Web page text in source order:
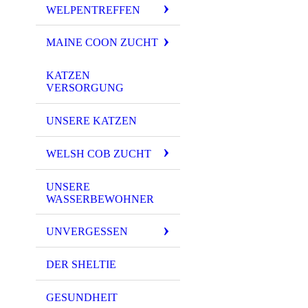
WELPENTREFFEN
MAINE COON ZUCHT
KATZEN
VERSORGUNG
UNSERE KATZEN
WELSH COB ZUCHT
UNSERE
WASSERBEWOHNER
UNVERGESSEN
DER SHELTIE
GESUNDHEIT